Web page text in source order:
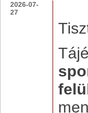
2026-07-
27